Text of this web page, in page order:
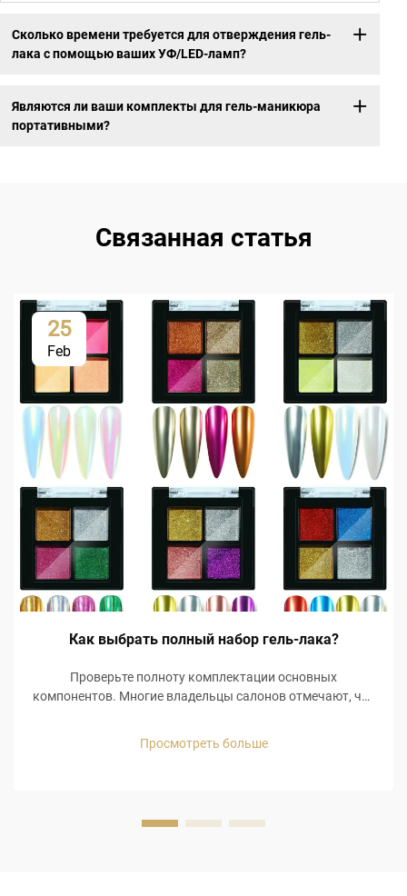
Сколько времени требуется для отверждения гель-
лака с помощью ваших УФ/LED-ламп?
Являются ли ваши комплекты для гель-маникюра
портативными?
Связанная статья
25
Feb
Как выбрать полный набор гель-лака?
Проверьте полноту комплектации основных
компонентов. Многие владельцы салонов отмечают, что
расходов. Например, базовое покрытие низкого
Просмотреть больше